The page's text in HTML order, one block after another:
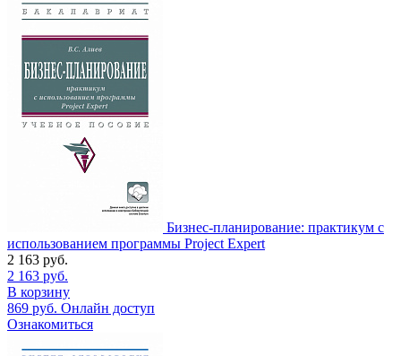
Бизнес-планирование: практикум с
использованием программы Project Expert
2 163 руб.
2 163 руб.
В корзину
869 руб. Онлайн доступ
Ознакомиться